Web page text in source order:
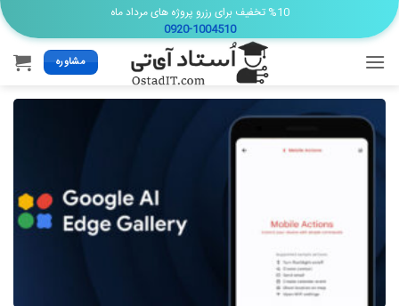
Skip
to
content
%10 تخفیف برای رزرو پروژه های مرداد ماه
0920-1004510
مشاوره